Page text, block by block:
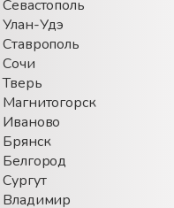
Севастополь
Улан-Удэ
Ставрополь
Сочи
Тверь
Магнитогорск
Иваново
Брянск
Белгород
Сургут
Владимир